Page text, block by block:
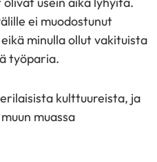
ei muodostunut
minulla ollut vakituista
työparia.
kulttuureista, ja
muassa